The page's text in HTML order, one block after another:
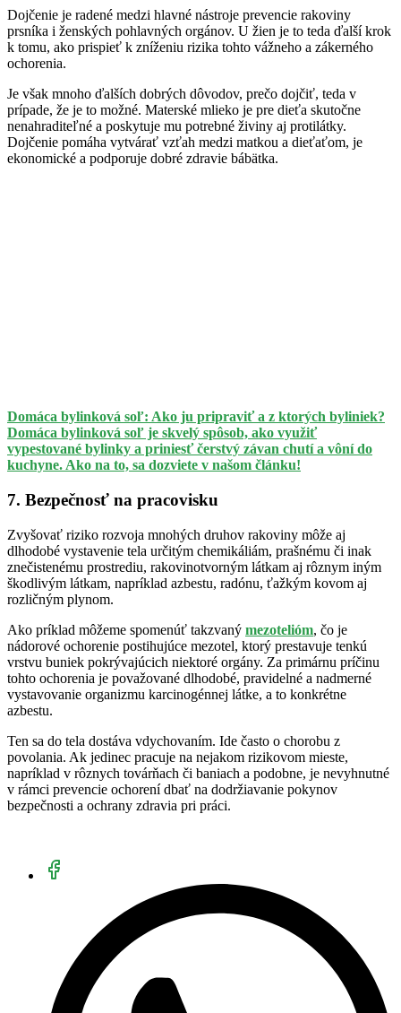
Dojčenie je radené medzi hlavné nástroje prevencie rakoviny
prsníka i ženských pohlavných orgánov. U žien je to teda ďalší krok
k tomu, ako prispieť k zníženiu rizika tohto vážneho a zákerného
ochorenia.
Je však mnoho ďalších dobrých dôvodov, prečo dojčiť, teda v
prípade, že je to možné. Materské mlieko je pre dieťa skutočne
nenahraditeľné a poskytuje mu potrebné živiny aj protilátky.
Dojčenie pomáha vytvárať vzťah medzi matkou a dieťaťom, je
ekonomické a podporuje dobré zdravie bábätka.
Domáca bylinková soľ: Ako ju pripraviť a z ktorých byliniek?
Domáca bylinková soľ je skvelý spôsob, ako využiť
vypestované bylinky a priniesť čerstvý závan chutí a vôní do
kuchyne. Ako na to, sa dozviete v našom článku!
7. Bezpečnosť na pracovisku
Zvyšovať riziko rozvoja mnohých druhov rakoviny môže aj
dlhodobé vystavenie tela určitým chemikáliám, prašnému či inak
znečistenému prostrediu, rakovinotvorným látkam aj rôznym iným
škodlivým látkam, napríklad azbestu, radónu, ťažkým kovom aj
rozličným plynom.
Ako príklad môžeme spomenúť takzvaný mezotelióm, čo je
nádorové ochorenie postihujúce mezotel, ktorý prestavuje tenkú
vrstvu buniek pokrývajúcich niektoré orgány. Za primárnu príčinu
tohto ochorenia je považované dlhodobé, pravidelné a nadmerné
vystavovanie organizmu karcinogénnej látke, a to konkrétne
azbestu.
Ten sa do tela dostáva vdychovaním. Ide často o chorobu z
povolania. Ak jedinec pracuje na nejakom rizikovom mieste,
napríklad v rôznych továrňach či baniach a podobne, je nevyhnutné
v rámci prevencie ochorení dbať na dodržiavanie pokynov
bezpečnosti a ochrany zdravia pri práci.